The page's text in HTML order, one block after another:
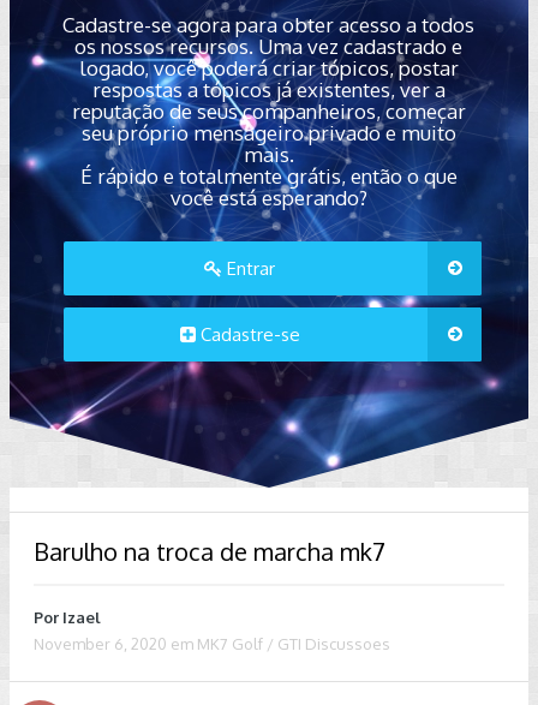
Cadastre-se agora para obter acesso a todos
os nossos recursos. Uma vez cadastrado e
logado, você poderá criar tópicos, postar
respostas a tópicos já existentes, ver a
reputação de seus companheiros, começar
seu próprio mensageiro privado e muito
mais.
É rápido e totalmente grátis, então o que
você está esperando?
Entrar
Cadastre-se
Barulho na troca de marcha mk7
Por Izael
November 6, 2020 em MK7 Golf / GTI Discussoes